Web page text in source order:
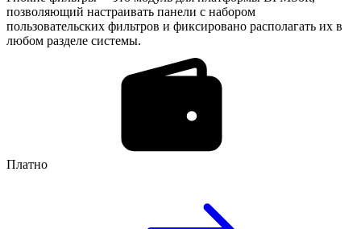
позволяющий настраивать панели с набором
пользовательских фильтров и фиксировано располагать их в
любом разделе системы.
Платно